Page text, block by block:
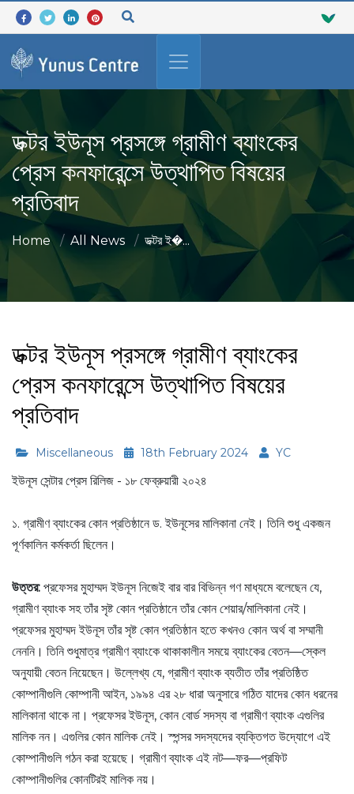
ডক্টর ইউনূস প্রসঙ্গে গ্রামীণ ব্যাংকের
প্রেস কনফারেন্সে উত্থাপিত বিষয়ের
প্রতিবাদ
Home All News ডক্টর ই�...
ডক্টর ইউনূস প্রসঙ্গে গ্রামীণ ব্যাংকের
প্রেস কনফারেন্সে উত্থাপিত বিষয়ের
প্রতিবাদ
Miscellaneous 18th February 2024 YC
ইউনূস সেন্টার প্রেস রিলিজ - ১৮ ফেব্রুয়ারী ২০২৪
১. গ্রামীণ ব্যাংকের কোন প্রতিষ্ঠানে ড. ইউনূসের মালিকানা নেই। তিনি শুধু একজন
পূর্ণকালিন কর্মকর্তা ছিলেন।
উত্তর: প্রফেসর মুহাম্মদ ইউনূস নিজেই বার বার বিভিন্ন গণ মাধ্যমে বলেছেন যে,
গ্রামীণ ব্যাংক সহ তাঁর সৃষ্ট কোন প্রতিষ্ঠানে তাঁর কোন শেয়ার/মালিকানা নেই।
প্রফেসর মুহাম্মদ ইউনূস তাঁর সৃষ্ট কোন প্রতিষ্ঠান হতে কখনও কোন অর্থ বা সম্মানী
নেননি। তিনি শুধুমাত্র গ্রামীণ ব্যাংকে থাকাকালীন সময়ে ব্যাংকের বেতন—স্কেল
অনুযায়ী বেতন নিয়েছেন। উল্লেখ্য যে, গ্রামীণ ব্যাংক ব্যতীত তাঁর প্রতিষ্ঠিত
কোম্পানীগুলি কোম্পানী আইন, ১৯৯৪ এর ২৮ ধারা অনুসারে গঠিত যাদের কোন ধরনের
মালিকানা থাকে না। প্রফেসর ইউনূস, কোন বোর্ড সদস্য বা গ্রামীণ ব্যাংক এগুলির
মালিক নন। এগুলির কোন মালিক নেই। স্পন্সর সদস্যদের ব্যক্তিগত উদ্যোগে এই
কোম্পানীগুলি গঠন করা হয়েছে। গ্রামীণ ব্যাংক এই নট—ফর—প্রফিট
কোম্পানীগুলির কোনটিরই মালিক নয়।